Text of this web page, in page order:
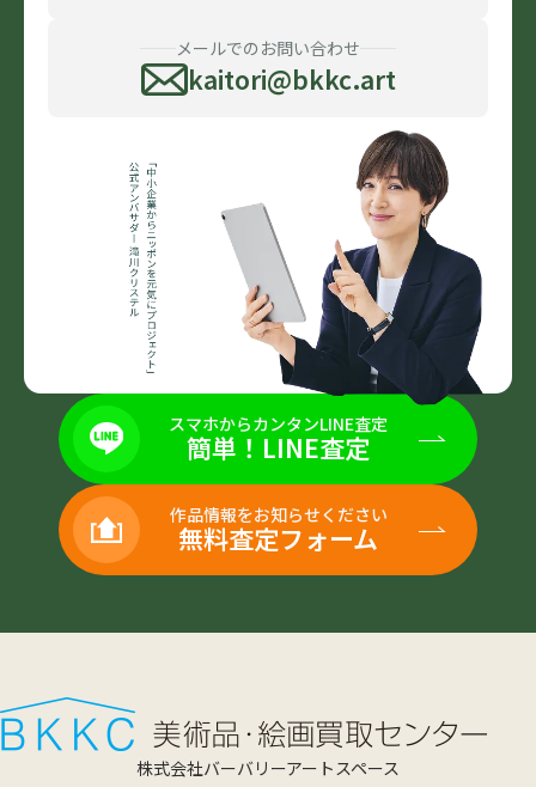
メールでのお問い合わせ
kaitori@bkkc.art
スマホからカンタンLINE査定
簡単！LINE査定
作品情報をお知らせください
無料査定フォーム
株式会社バーバリーアートスペース